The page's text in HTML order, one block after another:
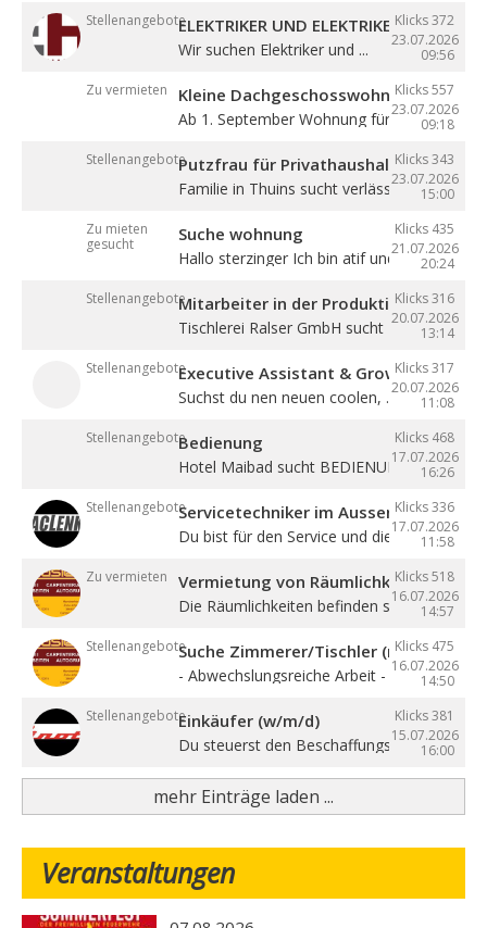
Stellenangebote
Klicks 372
23.07.2026
09:56
ELEKTRIKER UND ELEKTRIKERLEHRLING
Wir suchen Elektriker und ...
Zu vermieten
Klicks 557
23.07.2026
09:18
Kleine Dachgeschosswohnung mit
Ab 1. September Wohnung für eine Person
Stellenangebote
Klicks 343
23.07.2026
15:00
Putzfrau für Privathaushalt gesucht
Familie in Thuins sucht verlässliche ...
Zu mieten
gesucht
Klicks 435
21.07.2026
20:24
Suche wohnung
Hallo sterzinger Ich bin atif und komme aus
Stellenangebote
Klicks 316
20.07.2026
13:14
Mitarbeiter in der Produktion (m/w/d)
Tischlerei Ralser GmbH sucht Mitarbeiter
Stellenangebote
Klicks 317
20.07.2026
11:08
Executive Assistant & Growth Partner
Suchst du nen neuen coolen, ...
Stellenangebote
Klicks 468
17.07.2026
16:26
Bedienung
Hotel Maibad sucht BEDIENUNG für ...
Stellenangebote
Klicks 336
17.07.2026
11:58
Servicetechniker im Aussendienst (w/
Du bist für den Service und die ...
Zu vermieten
Klicks 518
16.07.2026
14:57
Vermietung von Räumlichkeiten,
Die Räumlichkeiten befinden sich zentral in
Stellenangebote
Klicks 475
16.07.2026
14:50
Suche Zimmerer/Tischler (m/w/d),
- Abwechslungsreiche Arbeit - Sehr gute ...
Stellenangebote
Klicks 381
15.07.2026
16:00
Einkäufer (w/m/d)
Du steuerst den Beschaffungsprozess von
mehr Einträge laden ...
Veranstaltungen